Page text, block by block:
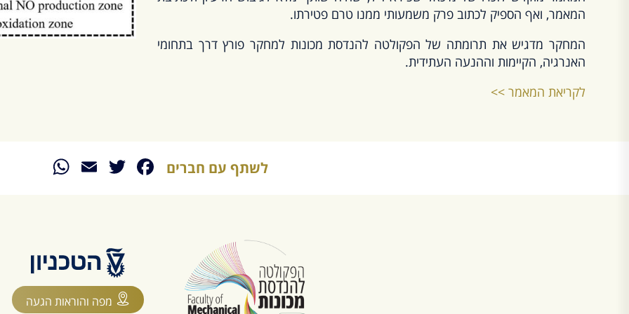
המאמר, ואף הספיק לכתוב פרק משמעותי ממנו טרם פטירתו.
המחקר מדגיש את תרומתה של הפקולטה להנדסת מכונות למחקר פורץ דרך בתחומי
האנרגיה, הקיימות וההנעה העתידית.
לקריאת המאמר >>
לשתף עם חברים Facebook
Twitter
Email
מפה והוראות הגעה